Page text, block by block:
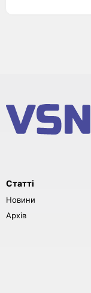
Статті
Новини
Архів